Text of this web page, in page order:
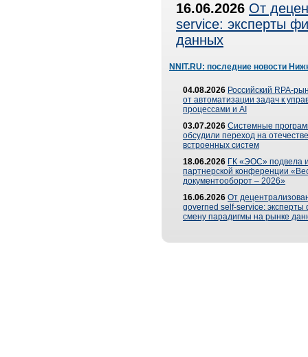
16.06.2026 От
service: эксперты
данных
NNIT.RU: последние новости
04.08.2026 Российский RPA-
от автоматизации задач к
процессами и AI
03.07.2026 Системные
обсудили переход на
встроенных систем
18.06.2026 ГК «ЭОС» подвела
партнерской конференции
документооборот – 2026»
16.06.2026 От
governed self-service: эксперты
смену парадигмы на рынке